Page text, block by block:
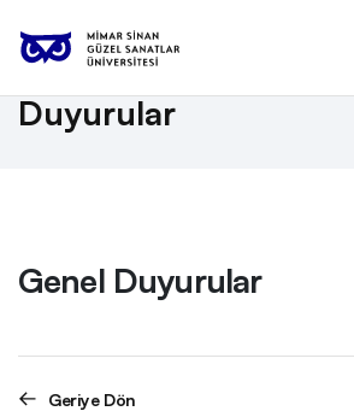
Anasayfa
Genel Duyurular
Lisansüstü Programlara Giriş Sınavı Sonuçları
Duyurular
Genel Duyurular
Geriye Dön